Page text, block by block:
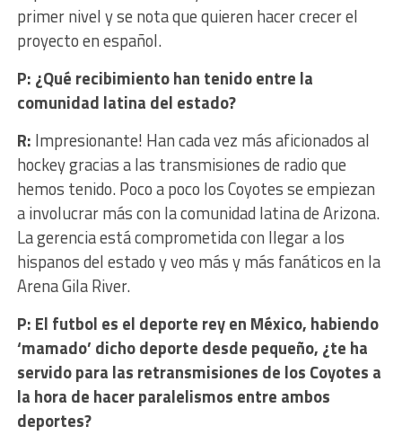
primer nivel y se nota que quieren hacer crecer el
proyecto en español.
P: ¿Qué recibimiento han tenido entre la
comunidad latina del estado?
R: Impresionante! Han cada vez más aficionados al
hockey gracias a las transmisiones de radio que
hemos tenido. Poco a poco los Coyotes se empiezan
a involucrar más con la comunidad latina de Arizona.
La gerencia está comprometida con llegar a los
hispanos del estado y veo más y más fanáticos en la
Arena Gila River.
P: El futbol es el deporte rey en México, habiendo
‘mamado’ dicho deporte desde pequeño, ¿te ha
servido para las retransmisiones de los Coyotes a
la hora de hacer paralelismos entre ambos
deportes?